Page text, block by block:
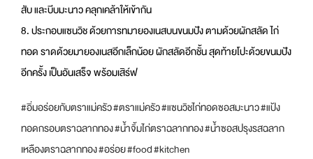
สับ และบีบมะนาว คลุกเคล้าให้เข้ากัน
8. ประกอบแซนวิช ด้วยการทมายองเนสบนขนมปัง ตามด้วยผักสลัด ไก่
ทอด ราดด้วยมายองเนสอีกเล็กน้อย ผักสลัดอีกชั้น สุดท้ายโปะด้วยขนมปัง
อีกครั้ง เป็นอันเสร็จ พร้อมเสิร์ฟ
#อิ่มอร่อยกับตราแม่ครัว#ตราแม่ครัว#แซนวิชไก่ทอดซอสมะนาว#แป้ง
ทอดกรอบตราฉลากทอง#น้ำจิ้มไก่ตราฉลากทอง#น้ำซอสปรุงรสฉลาก
เหลืองตราฉลากทอง#อร่อย#food#kitchen